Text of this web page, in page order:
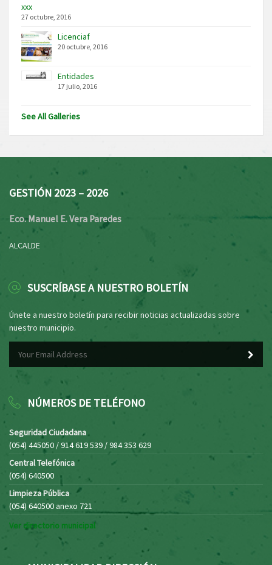
xxx
27 octubre, 2016
Licenciaf
20 octubre, 2016
Entidades
17 julio, 2016
See All Galleries
GESTIÓN 2023 – 2026
Eco. Manuel E. Vera Paredes
ALCALDE
SUSCRÍBASE A NUESTRO BOLETÍN
Únete a nuestro boletín para recibir noticias actualizadas sobre
nuestro municipio.
NÚMEROS DE TELÉFONO
Seguridad Ciudadana
(054) 445050 / 914 619 539 / 984 353 629
Central Telefónica
(054) 640500
Limpieza Pública
(054) 640500 anexo 721
Ver directorio municipal